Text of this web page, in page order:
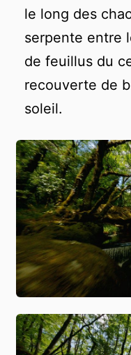
le long des
serpente entre
de feuillus du
recouverte de
soleil.